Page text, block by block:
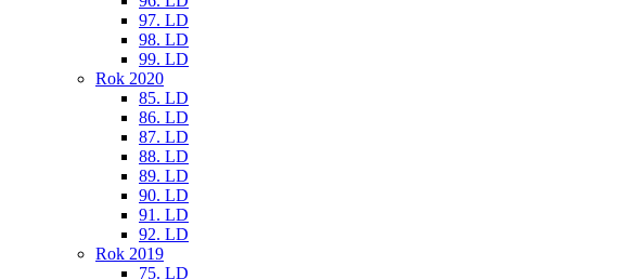
97. LD
98. LD
99. LD
Rok 2020
85. LD
86. LD
87. LD
88. LD
89. LD
90. LD
91. LD
92. LD
Rok 2019
75. LD